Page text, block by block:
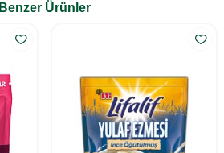
Benzer Ürünler